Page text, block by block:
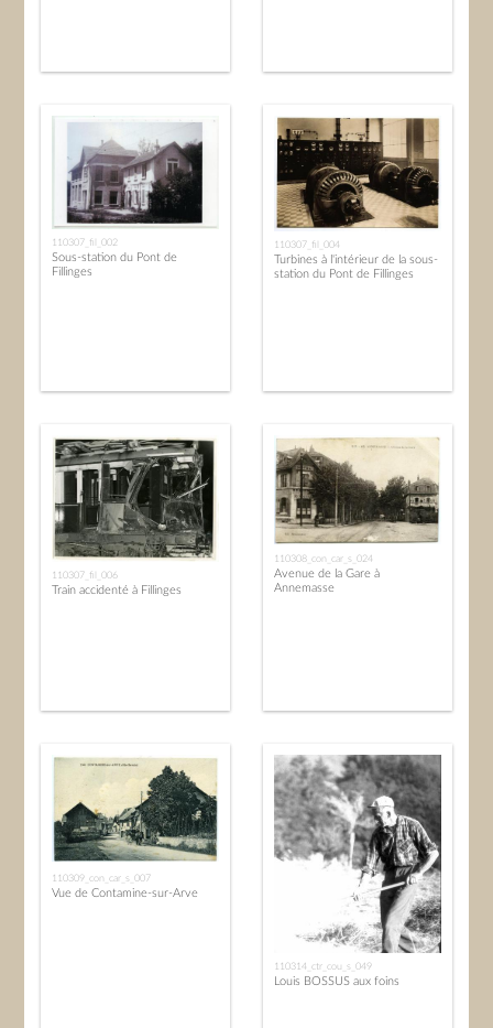
110307_fil_002
Sous-station du Pont de
Fillinges
110307_fil_004
Turbines à l'intérieur de la sous-
station du Pont de Fillinges
110307_fil_006
Train accidenté à Fillinges
110308_con_car_s_024
Avenue de la Gare à
Annemasse
110309_con_car_s_007
Vue de Contamine-sur-Arve
110314_ctr_cou_s_049
Louis BOSSUS aux foins